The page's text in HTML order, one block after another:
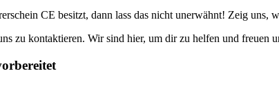
CE besitzt, dann lass das nicht unerwähnt! Zeig uns,
zu kontaktieren. Wir sind hier, um dir zu helfen und freuen